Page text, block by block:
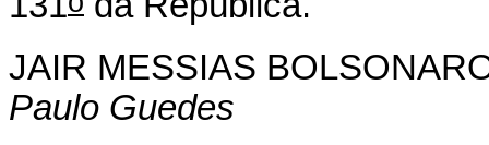
JAIR MESSIAS
Paulo Guedes